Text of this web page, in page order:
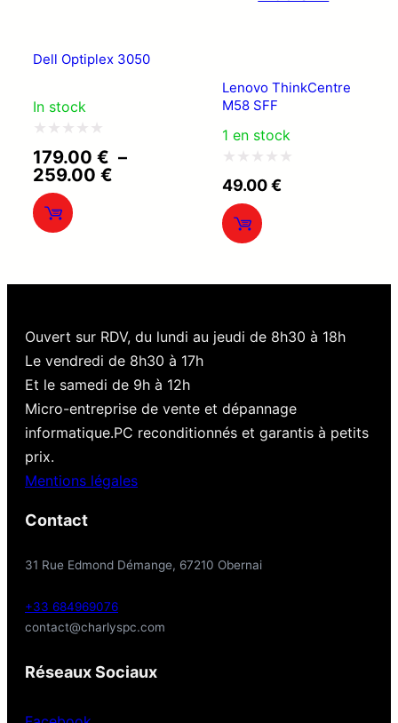
Dell Optiplex 3050
In stock
Note
0
sur
5
179.00€ –
259.00€
Lenovo ThinkCentre
M58 SFF
1 en stock
Note
0
sur
49.00€
Ouvert sur RDV, du lundi au jeudi de 8h30 à 18h
Le vendredi de 8h30 à 17h
Et le samedi de 9h à 12h
Micro-entreprise de vente et dépannage
informatique.PC reconditionnés et garantis à petits
prix.
Mentions légales
Contact
31 Rue Edmond Démange, 67210 Obernai
+33 684969076
contact@charlyspc.com
Réseaux Sociaux